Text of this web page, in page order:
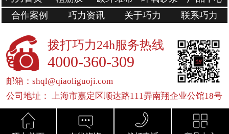
合作案例
巧力资讯 关于巧力 联系巧力
拨打巧力24h服务热线
4000-360-309
邮箱：shql@qiaoliguoji.com
公司地址： 上海市嘉定区顺达路111弄南翔企业公馆18号